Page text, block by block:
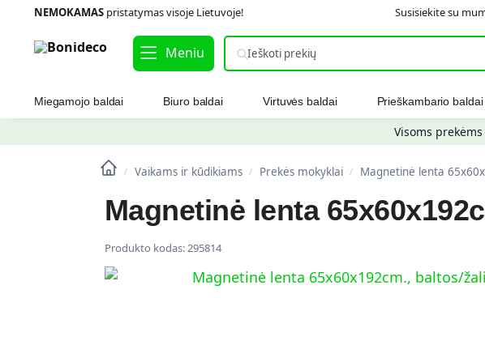
NEMOKAMASpristatymas visoje Lietuvoje! Susisiekite su
Meniu
Miegamojo baldai Biuro baldai Virtuvės baldai Prieškambario baldai
Visoms
/ Vaikams ir kūdikiams / Prekės mokyklai / Magnetinė lenta
Magnetinė lenta
Produkto kodas:295814